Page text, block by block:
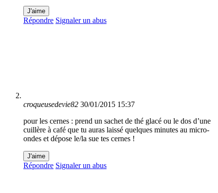
J'aime
Répondre Signaler un abus
croqueusedevie82 30/01/2015 15:37
pour les cernes : prend un sachet de thé glacé ou le dos d’une
cuillère à café que tu auras laissé quelques minutes au micro-
ondes et dépose le/la sue tes cernes !
J'aime
Répondre Signaler un abus